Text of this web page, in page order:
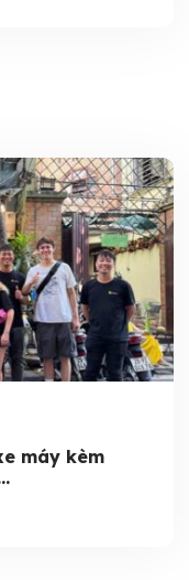
máy kèm